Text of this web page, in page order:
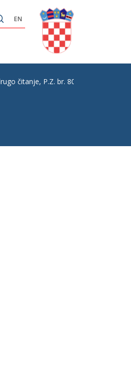
EN
čitanje, P.Z. br. 80 -